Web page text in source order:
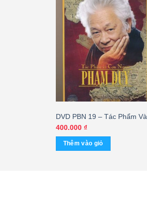
DVD PBN 19 – Tác Phẩm Và
Con Người Phạm Duy – cái
400.000 ₫
Thêm vào giỏ